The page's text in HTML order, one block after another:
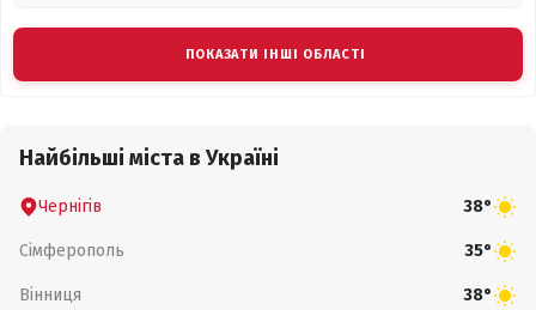
ПОКАЗАТИ ІНШІ ОБЛАСТІ
Найбільші міста в Україні
Чернігів 38°
Сімферополь 35°
Вінниця 38°